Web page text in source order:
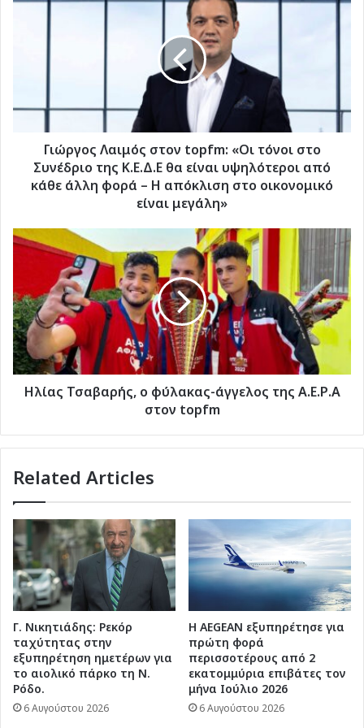
Συνέδριο
Κ.Ε.Δ.Ε
είναι
κάθε
άλλη
Η
απόκλιση
στο
οικονομικό
είναι
μεγάλη»
Γιώργος Λαιμός στον topfm: «Οι τόνοι στο
Συνέδριο της Κ.Ε.Δ.Ε θα είναι υψηλότεροι από
κάθε άλλη φορά – Η απόκλιση στο οικονομικό
είναι μεγάλη»
Ηλίας
Τσαβαρής,
φύλακας-
άγγελος
της
Α.Ε.Ρ.Α
στον
topfm
Ηλίας Τσαβαρής, ο φύλακας-άγγελος της Α.Ε.Ρ.Α
στον topfm
Related Articles
Γ. Νικητιάδης: Ρεκόρ
ταχύτητας στην
εξυπηρέτηση ημετέρων για
το αιολικό πάρκο τη Ν.
Ρόδο.
6 Αυγούστου 2026
Η AEGEAN εξυπηρέτησε για
πρώτη φορά
περισσοτέρους από 2
εκατομμύρια επιβάτες τον
μήνα Ιούλιο 2026
6 Αυγούστου 2026